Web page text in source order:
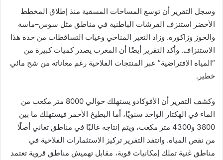
وسجل التقرير أن توسع المساحات المسقية منذ إطلاق المخطط
الأخضر استنزف الفرشات الباطنية في مناطق مثل سوس–ماسة
والحوز وزاكورة. وزاد التغير المناخي وغياب التساقطات من حدة هذا
الاستنزاف. وأكد التقرير أيضًا أن المغرب يصدر كميات كبيرة من
“المياه الافتراضية” عبر المنتجات الفلاحية رغم معاناته من شح مائي
خطير.
وكشف التقرير أن الأفوكادو يستهلك حوالي 8000 متر مكعب من
الماء في الهكتار الواحد سنويًا، أما البطيخ الأحمر فيستهلك ما بين
3800 و4300 متر مكعب، ويتم إنتاجه غالبًا في مناطق تعاني أصلًا
من نقص المياه. وانتقد التقرير تركيز الاستثمارات الفلاحية في
مناطق غنية تملك إمكانيات قوية، مقابل تهميش مناطق قروية تعتمد